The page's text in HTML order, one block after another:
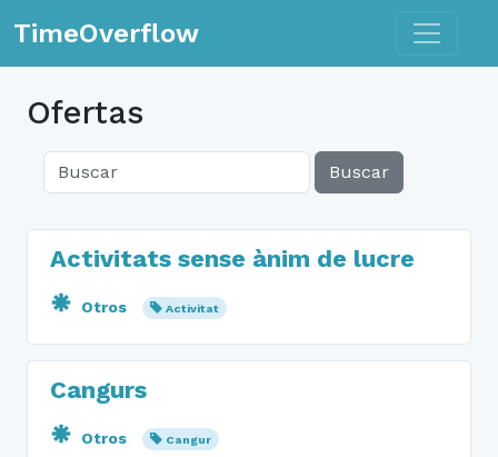
TimeOverflow Toggle
Ofertas
Buscar
Activitats sense ànim de lucre
Otros Activitat
Cangurs
Otros Cangur